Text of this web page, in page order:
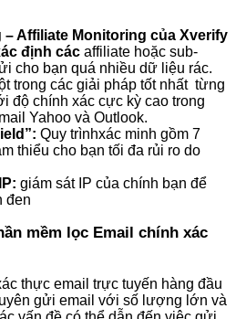
Affiliate Monitoring của Xverify
định các affiliate hoặc sub-
cho bạn quá nhiều dữ liệu rác.
trong các giải pháp tốt nhất từng
độ chính xác cực kỳ cao trong
Yahoo và Outlook.
Quy trìnhxác minh gồm 7
thiểu cho bạn tối đa rủi ro do
giám sát IP của chính bạn để
đen
mềm lọc Email chính xác
thực email trực tuyến hàng đầu
gửi email với số lượng lớn và